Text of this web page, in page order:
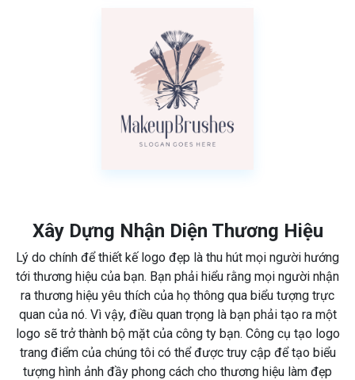
Xây Dựng Nhận Diện Thương Hiệu
Lý do chính để thiết kế logo đẹp là thu hút mọi người hướng
tới thương hiệu của bạn. Bạn phải hiểu rằng mọi người nhận
ra thương hiệu yêu thích của họ thông qua biểu tượng trực
quan của nó. Vì vậy, điều quan trọng là bạn phải tạo ra một
logo sẽ trở thành bộ mặt của công ty bạn. Công cụ tạo logo
trang điểm của chúng tôi có thể được truy cập để tạo biểu
tượng hình ảnh đầy phong cách cho thương hiệu làm đẹp